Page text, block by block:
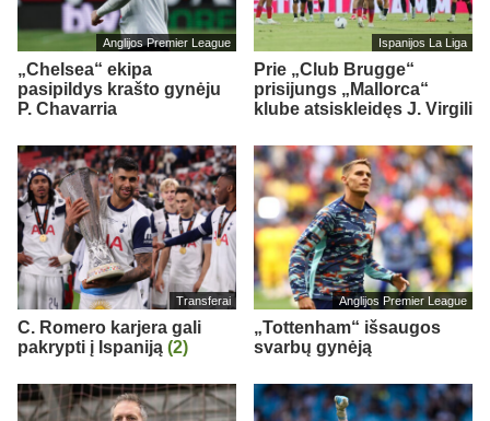
Anglijos Premier League
„Chelsea“ ekipa
pasipildys krašto gynėju
P. Chavarria
Ispanijos La Liga
Prie „Club Brugge“
prisijungs „Mallorca“
klube atsiskleidęs J. Virgili
Transferai
C. Romero karjera gali
pakrypti į Ispaniją (2)
Anglijos Premier League
„Tottenham“ išsaugos
svarbų gynėją